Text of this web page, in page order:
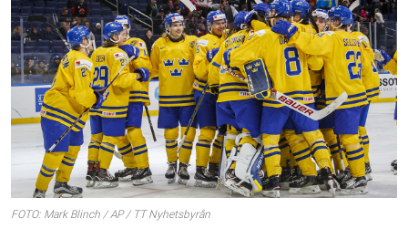
FOTO: Mark Blinch / AP / TT Nyhetsbyrån